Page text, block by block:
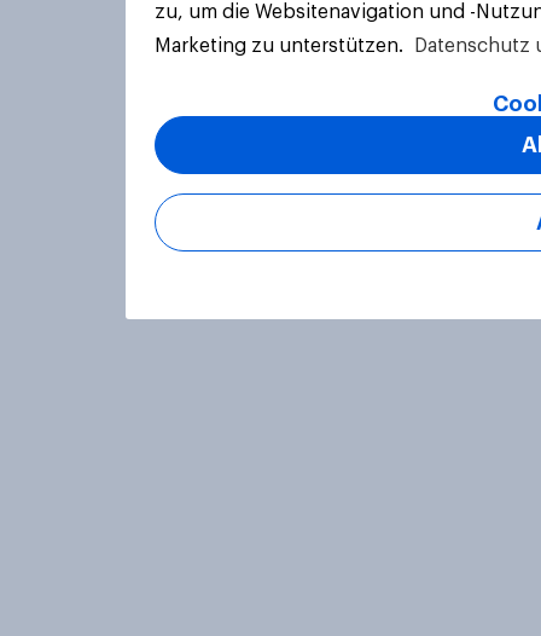
zu, um die Websitenavigation und -
Marketing zu unterstützen.
Datenschutz